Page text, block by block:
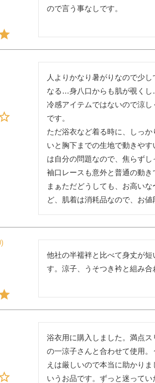
ので言う事なしです。
人よりかなり暑がりなので少
なる…身八口からも肌が覗くし
冷感アイテムではないので涼
です。
ただ浴衣など着る時に、しっ
いと胸下までの生地で動きや
は自分の問題なので、焦らずし
袖口レースも意外と普通の動き
まぁただどうしても、お高い
ど、肌着は消耗品なので、お値
他社の半襦袢と比べて身丈が
す。涼子、うそつき衿と組み合
浴衣用に購入しました。満点
の一涼子さんと合わせて使用
えは厳しいので本当に助かり
いうお品です。ずっと迷ってい